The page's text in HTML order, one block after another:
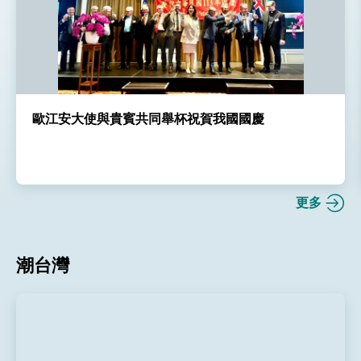
歐江安大使與貴賓共同舉杯祝賀我國國慶
更多
潮台灣